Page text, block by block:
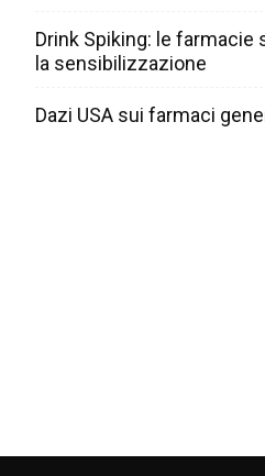
Drink Spiking: le
la sensibilizzazione
Dazi USA sui farmaci